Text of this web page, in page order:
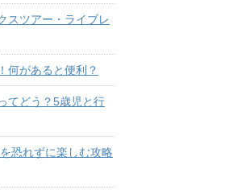
スツアー・ライブレ
何があると便利？
てどう？5歳児と行
恐れずに楽しむ攻略